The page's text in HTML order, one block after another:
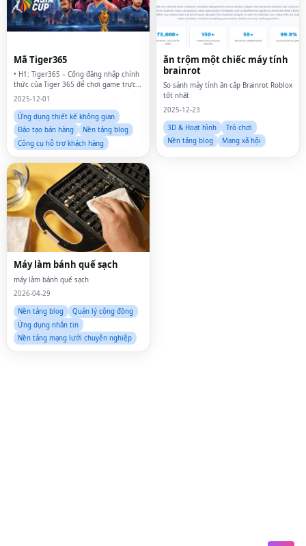
Mã Tiger365
• H1: Tiger365 – Cổng đăng nhập chính
thức của Tiger 365 để chơi game trực
tuyến
2025-12-01
Ứng dụng thiết kế không gian
Đào tạo bán hàng
Nền tảng blog
Công cụ hỗ trợ khách hàng
ăn trộm một chiếc máy tính
brainrot
So sánh máy tính ăn cắp Brainrot Roblox
tốt nhất
2025-12-23
3D & Hoạt hình
Trò chơi
Nền tảng blog
Mạng xã hội
Máy làm bánh quế sạch
máy làm bánh quế sạch
2026-04-29
Nền tảng blog
Quản lý cộng đồng
Ứng dụng nhắn tin
Nền tảng mạng lưới chuyên nghiệp